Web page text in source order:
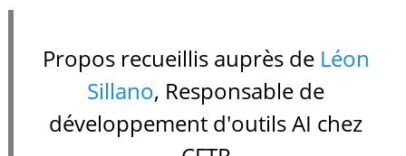
Propos recueillis auprès de Léon
Sillano, Responsable de
développement d'outils AI chez